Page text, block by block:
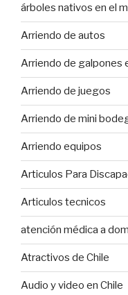
árboles nativos en el
Arriendo de autos
Arriendo de galpones
Arriendo de juegos
Arriendo de mini
Arriendo equipos
Articulos Para
Articulos tecnicos
atención médica a
Atractivos de Chile
Audio y video en Chile